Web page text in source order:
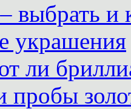
выбрать и
украшения
ли
пробы